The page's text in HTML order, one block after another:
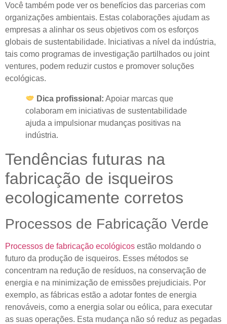
Você também pode ver os benefícios das parcerias com
organizações ambientais. Estas colaborações ajudam as
empresas a alinhar os seus objetivos com os esforços
globais de sustentabilidade. Iniciativas a nível da indústria,
tais como programas de investigação partilhados ou joint
ventures, podem reduzir custos e promover soluções
ecológicas.
Dica profissional: Apoiar marcas que
colaboram em iniciativas de sustentabilidade
ajuda a impulsionar mudanças positivas na
indústria.
Tendências futuras na
fabricação de isqueiros
ecologicamente corretos
Processos de Fabricação Verde
Processos de fabricação ecológicos estão moldando o
futuro da produção de isqueiros. Esses métodos se
concentram na redução de resíduos, na conservação de
energia e na minimização de emissões prejudiciais. Por
exemplo, as fábricas estão a adotar fontes de energia
renováveis, como a energia solar ou eólica, para executar
as suas operações. Esta mudança não só reduz as pegadas